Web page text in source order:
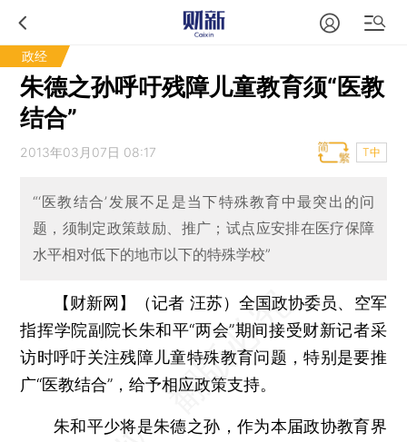
政经
朱德之孙呼吁残障儿童教育须“医教
结合”
2013年03月07日 08:17 T中
“‘医教结合’发展不足是当下特殊教育中最突出的问
题，须制定政策鼓励、推广；试点应安排在医疗保障
水平相对低下的地市以下的特殊学校”
【财新网】（记者 汪苏） 全国政协委员、空军
指挥学院副院长朱和平“两会”期间接受财新记者采
访时呼吁关注残障儿童特殊教育问题，特别是要推
广“医教结合”，给予相应政策支持。
朱和平少将是朱德之孙，作为本届政协教育界